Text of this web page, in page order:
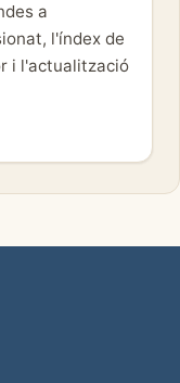
a
l'índex de
i l'actualització